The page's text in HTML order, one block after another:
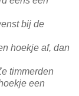
bij de
hoekje af, dan
timmerden
een